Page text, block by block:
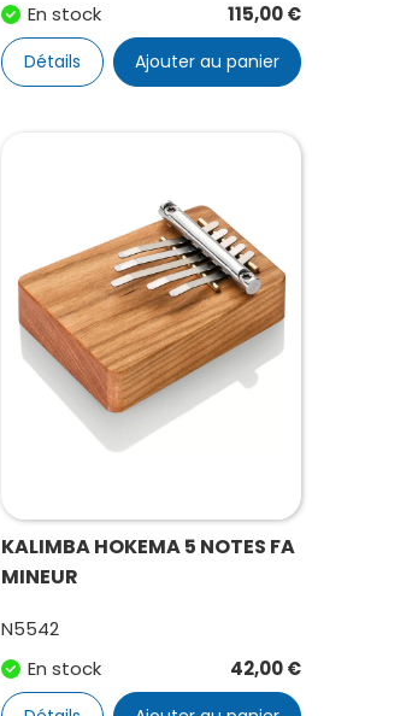
En stock
115,00€
Détails Ajouter au panier
KALIMBA HOKEMA 5 NOTES FA
MINEUR
N5542
En stock
42,00€